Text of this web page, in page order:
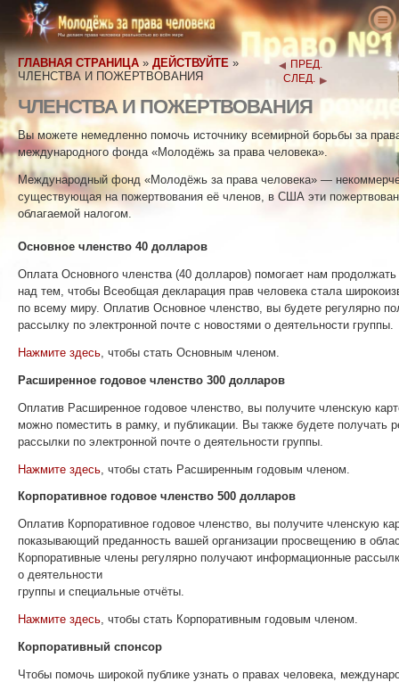
О нас
Что такое Международный фонд
«Молодёжь за права человека»?
Наша цель
История Международного фонда
«Молодёжь за права человека»
Руководящий персонал
«МОЛОДЁЖЬ ЗА ПРАВА ЧЕЛОВЕКА».
С нами сотрудничают
Обращения и признания
Резолюции
Что такое права человека
Определение прав человека
Предыстория прав человека
Всеобщая декларация прав человека
Учителя
Добро пожаловать
Просветительский набор. Подробности
Результаты, о которых рассказывают
наши учителя
Учебный план по правам человека
Программы для учителей
Внедрение программ
Действуйте
Примите участие
Петиция
Членства и пожертвования
Группы
Конкурсы
Голоса в защиту прав человека
Защитники прав человека
Правозащитные организации
Нарушения прав человека
Новости
Заказать
Контакты
ГЛАВНАЯ СТРАНИЦА » ДЕЙСТВУЙТЕ »
ЧЛЕНСТВА И ПОЖЕРТВОВАНИЯ
ПРЕД.
СЛЕД.
ЧЛЕНСТВА И ПОЖЕРТВОВАНИЯ
Вы можете немедленно помочь источнику всемирной борьбы за
международного фонда «Молодёжь за права человека».
Международный фонд «Молодёжь за права человека» —
существующая на пожертвования её членов, в США эти
облагаемой налогом.
Широкие кампании в средствах массовой информации — выход в
рекламы о правах человека и размещение в печати социальной
Основное членство 40 долларов
Оплата Основного членства (40 долларов) помогает нам продолжать
над тем, чтобы Всеобщая декларация прав человека стала
по всему миру. Оплатив Основное членство, вы будете регулярно
рассылку по электронной почте с новостями о деятельности группы.
Нажмите здесь, чтобы стать Основным членом.
Расширенное годовое членство 300 долларов
Оплатив Расширенное годовое членство, вы получите членскую
можно поместить в рамку, и публикации. Вы также будете получать
рассылки по электронной почте о деятельности группы.
Нажмите здесь , чтобы стать Расширенным годовым членом.
Корпоративное годовое членство 500 долларов
Оплатив Корпоративное годовое членство, вы получите членскую
показывающий преданность вашей организации просвещению в
Корпоративные члены регулярно получают информационные
о деятельности
группы и специальные отчёты.
Нажмите здесь, чтобы стать Корпоративным годовым членом.
Корпоративный спонсор
Чтобы помочь широкой публике узнать о правах человека,